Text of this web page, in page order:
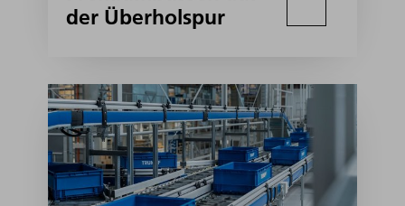
der Überholspur